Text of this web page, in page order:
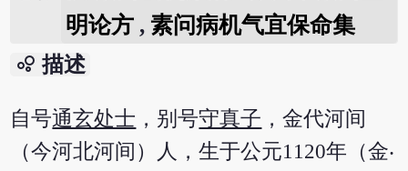
明论方 , 素问病机气宜保命集
bubble_chart 描述
自号通玄处士 ，别号守真子 ，金代河间
（今河北河间）人，生于公元1120年（金‧